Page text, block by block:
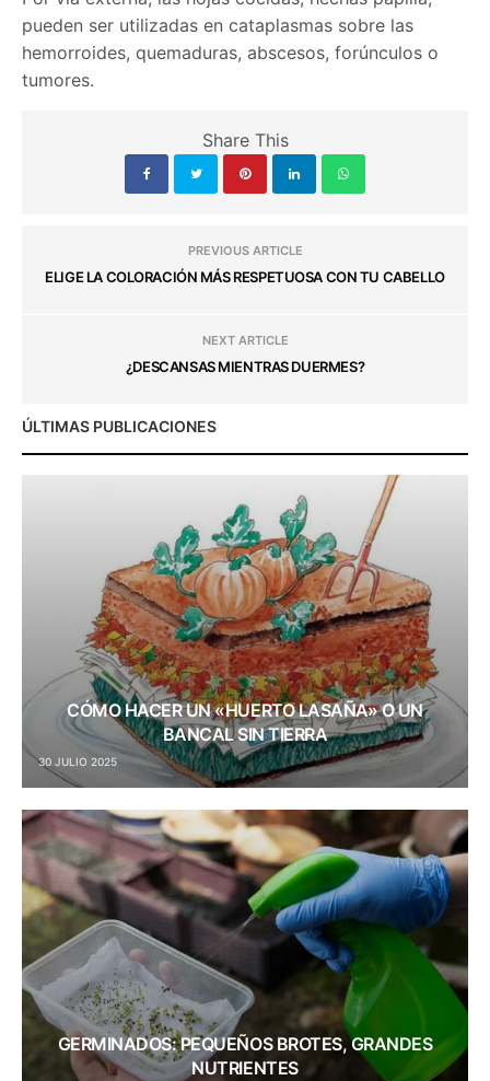
pueden ser utilizadas en cataplasmas sobre las
hemorroides, quemaduras, abscesos, forúnculos o
tumores.
Share This
PREVIOUS ARTICLE
ELIGE LA COLORACIÓN MÁS RESPETUOSA CON TU CABELLO
NEXT ARTICLE
¿DESCANSAS MIENTRAS DUERMES?
ÚLTIMAS PUBLICACIONES
CÓMO HACER UN «HUERTO LASAÑA» O UN
BANCAL SIN TIERRA
30 JULIO 2025
GERMINADOS: PEQUEÑOS BROTES, GRANDES
NUTRIENTES